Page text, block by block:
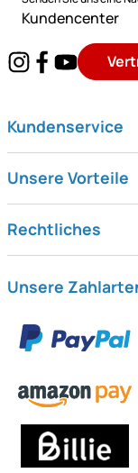
Kundencenter
Kundenservice
Unsere Vorteile
Rechtliches
Unsere